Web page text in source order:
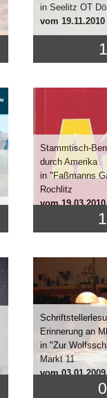
in Seelitz OT
vom 19.11.2010
Stammtisch-
durch Amerika
in "Faßmanns
Rochlitz
vom19.03.2010
Erinnerung an
in "Zur
Markt 11
vom03.01.2009